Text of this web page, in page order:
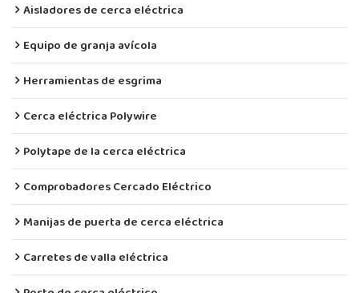
Aisladores de cerca eléctrica
Equipo de granja avícola
Herramientas de esgrima
Cerca eléctrica Polywire
Polytape de la cerca eléctrica
Comprobadores Cercado Eléctrico
Manijas de puerta de cerca eléctrica
Carretes de valla eléctrica